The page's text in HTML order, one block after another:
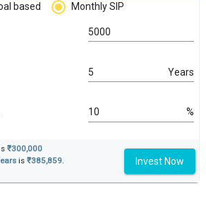
based Monthly SIP
Years
%
₹300,000
is ₹385,859.
Invest Now